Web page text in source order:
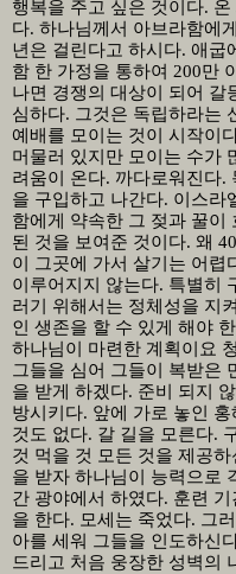
행복을 주고 싶은 것이다. 온
다. 하나님께서 아브라함에
년은 걸린다고 하시다. 애굽
함 한 가정을 통하여 200만
나면 경쟁의 대상이 되어 갈
심하다. 그것은 독립하라는
예배를 모이는 것이 시작이
머물러 있지만 모이는 수가
려움이 온다. 까다로워진다.
을 구입하고 나간다. 이스라
함에게 약속한 그 젖과 꿀이
된 것을 보여준 것이다. 왜
이 그곳에 가서 살기는 어렵
이루어지지 않는다. 특별히
러기 위해서는 정체성을 지
인 생존을 할 수 있게 해야
하나님이 마련한 계획이요
그들을 심어 그들이 복받은
을 받게 하겠다. 준비 되지
방시키다. 앞에 가로 놓인
것도 없다. 갈 길을 모른다.
것 먹을 것 모든 것을 제공하
을 받자 하나님이 능력으로
간 광야에서 하였다. 훈련 기
을 한다. 모세는 죽었다. 그
아를 세워 그들을 인도하신
드리고 처음 웅장한 성벽의